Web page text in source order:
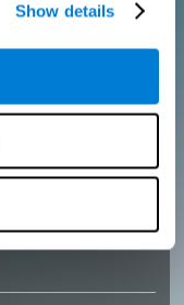
Show details
الشراء
أضف شعارك
إنشاء تدريب مخصص